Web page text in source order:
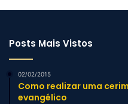
Posts Mais Vistos
02/02/2015
Como realizar uma
evangélico